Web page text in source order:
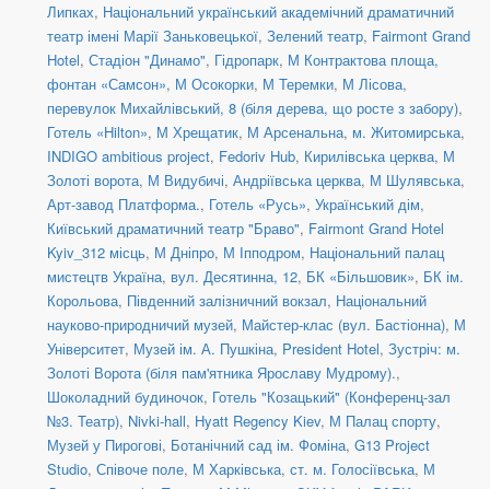
Липках, Національний український академічний драматичний
театр імені Марії Заньковецької, Зелений театр, Fairmont Grand
Hotel, Стадіон "Динамо", Гідропарк, М Контрактова площа,
фонтан «Самсон», М Осокорки, М Теремки, М Лісова,
перевулок Михайлівський, 8 (біля дерева, що росте з забору),
Готель «Hilton», М Хрещатик, М Арсенальна, м. Житомирська,
INDIGO ambitious project, Fedoriv Hub, Кирилівська церква, М
Золоті ворота, М Видубичі, Андріївська церква, М Шулявська,
Арт-завод Платформа., Готель «Русь», Український дім,
Київський драматичний театр "Браво", Fairmont Grand Hotel
Kyiv_312 місць, М Дніпро, М Іпподром, Національний палац
мистецтв Україна, вул. Десятинна, 12, БК «Більшовик», БК ім.
Корольова, Південний залізничний вокзал, Національний
науково-природничий музей, Майстер-клас (вул. Бастіонна), М
Університет, Музей ім. А. Пушкіна, President Hotel, Зустріч: м.
Золоті Ворота (біля пам'ятника Ярославу Мудрому).,
Шоколадний будиночок, Готель "Козацький" (Конференц-зал
№3. Театр), Nivki-hall, Hyatt Regency Kiev, М Палац спорту,
Музей у Пирогові, Ботанічний сад ім. Фоміна, G13 Project
Studio, Співоче поле, М Харківська, ст. м. Голосіївська, М